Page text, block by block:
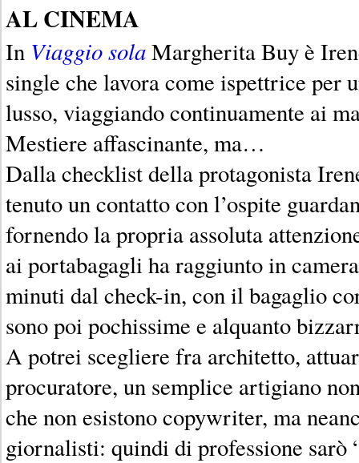
AL CINEMA
In Viaggio solaMargherita Buy è
single che lavora come ispettrice per
lusso, viaggiando continuamente ai
Mestiere affascinante, ma…
Dalla checklist della protagonista
tenuto un contatto con l’ospite
fornendo la propria assoluta
ai portabagagli ha raggiunto in
minuti dal check-in, con il bagaglio
sono poi pochissime e alquanto
A potrei scegliere fra architetto,
procuratore, un semplice artigiano
che non esistono copywriter, ma
giornalisti: quindi di professione sarò